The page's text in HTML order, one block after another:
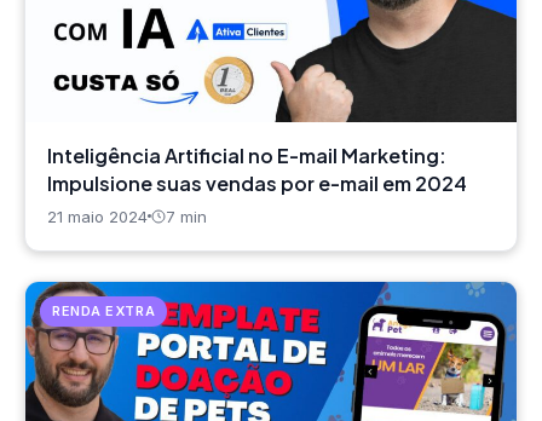
Inteligência Artificial no E-mail Marketing:
Impulsione suas vendas por e-mail em 2024
21 maio 2024 7 min
RENDA EXTRA